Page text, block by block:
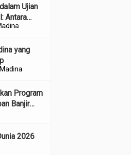
Ujian
Antara
dan
yang
Program
Banjir
2026